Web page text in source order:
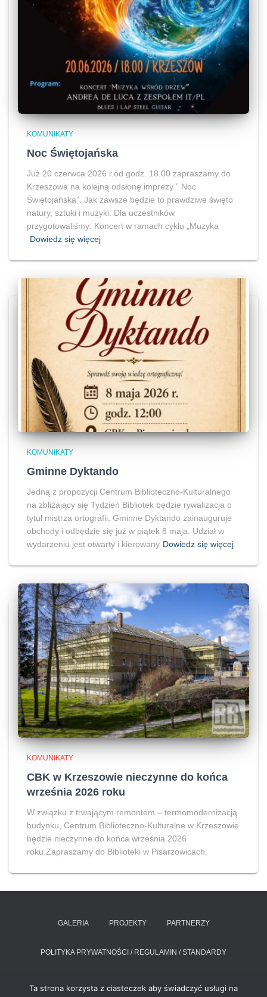
KOMUNIKATY
Noc Świętojańska
Już 20 czerwca 2026 r.od godz. 18.00 zapraszamy do
Krzeszowa na kolejną odsłonę imprezy ” Noc
Świętojańska”. Jak zawsze będzie to prawdziwe święto
natury, sztuki i muzyki. Dla uczestników
przygotowaliśmy: Koncert w ramach cyklu „Muzyka
Dowiedz się więcej
KOMUNIKATY
Gminne Dyktando
Jedną z propozycji Centrum Biblioteczno-Kulturalnego
na zbliżający się Tydzień Bibliotek będzie rywalizacja o
tytuł mistrza ortografii. Gminne Dyktando zainauguruje
obchody i odbędzie się już w piątek 8 maja. Udział w
wydarzeniu jest otwarty i kierowany Dowiedz się więcej
KOMUNIKATY
CBK w Krzeszowie nieczynne do końca
września 2026 roku
W związku z trwającym remontem – termomodernizacją
budynku, Centrum Biblioteczno-Kulturalne w Krzeszowie
będzie nieczynne do końca września 2026
roku.Zapraszamy do Biblioteki w Pisarzowicach.
GALERIA PROJEKTY PARTNERZY
POLITYKA PRYWATNOŚCI / REGULAMIN / STANDARDY
PUBLICZNEGO
Ta strona korzysta z ciasteczek aby świadczyć usługi na